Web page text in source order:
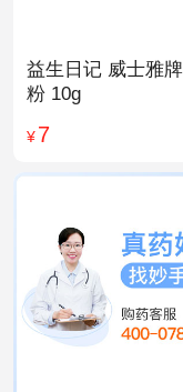
益生日记 威士雅
粉 10g
¥7